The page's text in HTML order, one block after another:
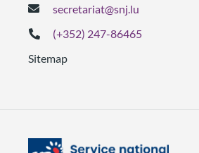
secretariat@snj.lu
(+352) 247-86465
Sitemap